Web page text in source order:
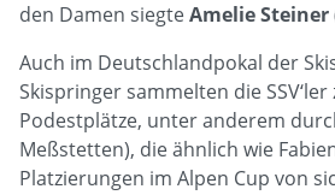
den Damen siegteAmelie Steiner
Auch im Deutschlandpokal der
Skispringer sammelten die
Podestplätze, unter anderem
Meßstetten), die ähnlich wie
Platzierungen im Alpen Cup von